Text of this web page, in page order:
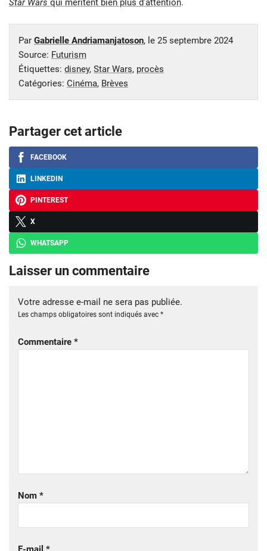
Star Wars qui méritent bien plus d’attention.
Par Gabrielle Andriamanjatoson, le 25 septembre 2024
Source: Futurism
Étiquettes: disney, Star Wars, procès
Catégories: Cinéma, Brèves
Partager cet article
FACEBOOK
LINKEDIN
PINTEREST
X
WHATSAPP
Laisser un commentaire
Votre adresse e-mail ne sera pas publiée.
Les champs obligatoires sont indiqués avec *
Commentaire *
Nom *